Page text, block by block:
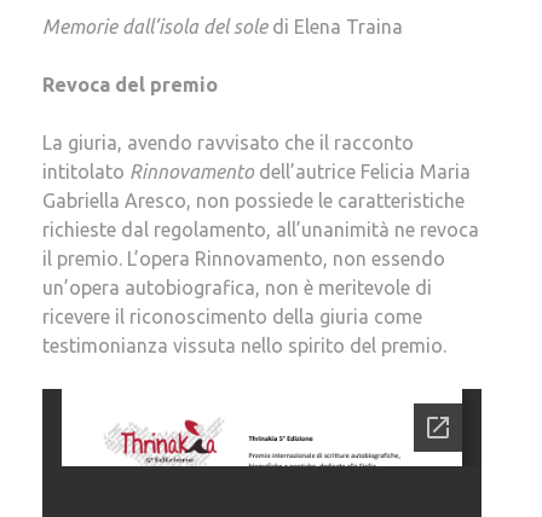
Memorie dall’isola del soledi Elena Traina
Revoca del premio
La giuria, avendo ravvisato che il racconto
intitolato Rinnovamento dell’autrice Felicia Maria
Gabriella Aresco, non possiede le caratteristiche
richieste dal regolamento, all’unanimità ne revoca
il premio. L’opera Rinnovamento, non essendo
un’opera autobiografica, non è meritevole di
ricevere il riconoscimento della giuria come
testimonianza vissuta nello spirito del premio.